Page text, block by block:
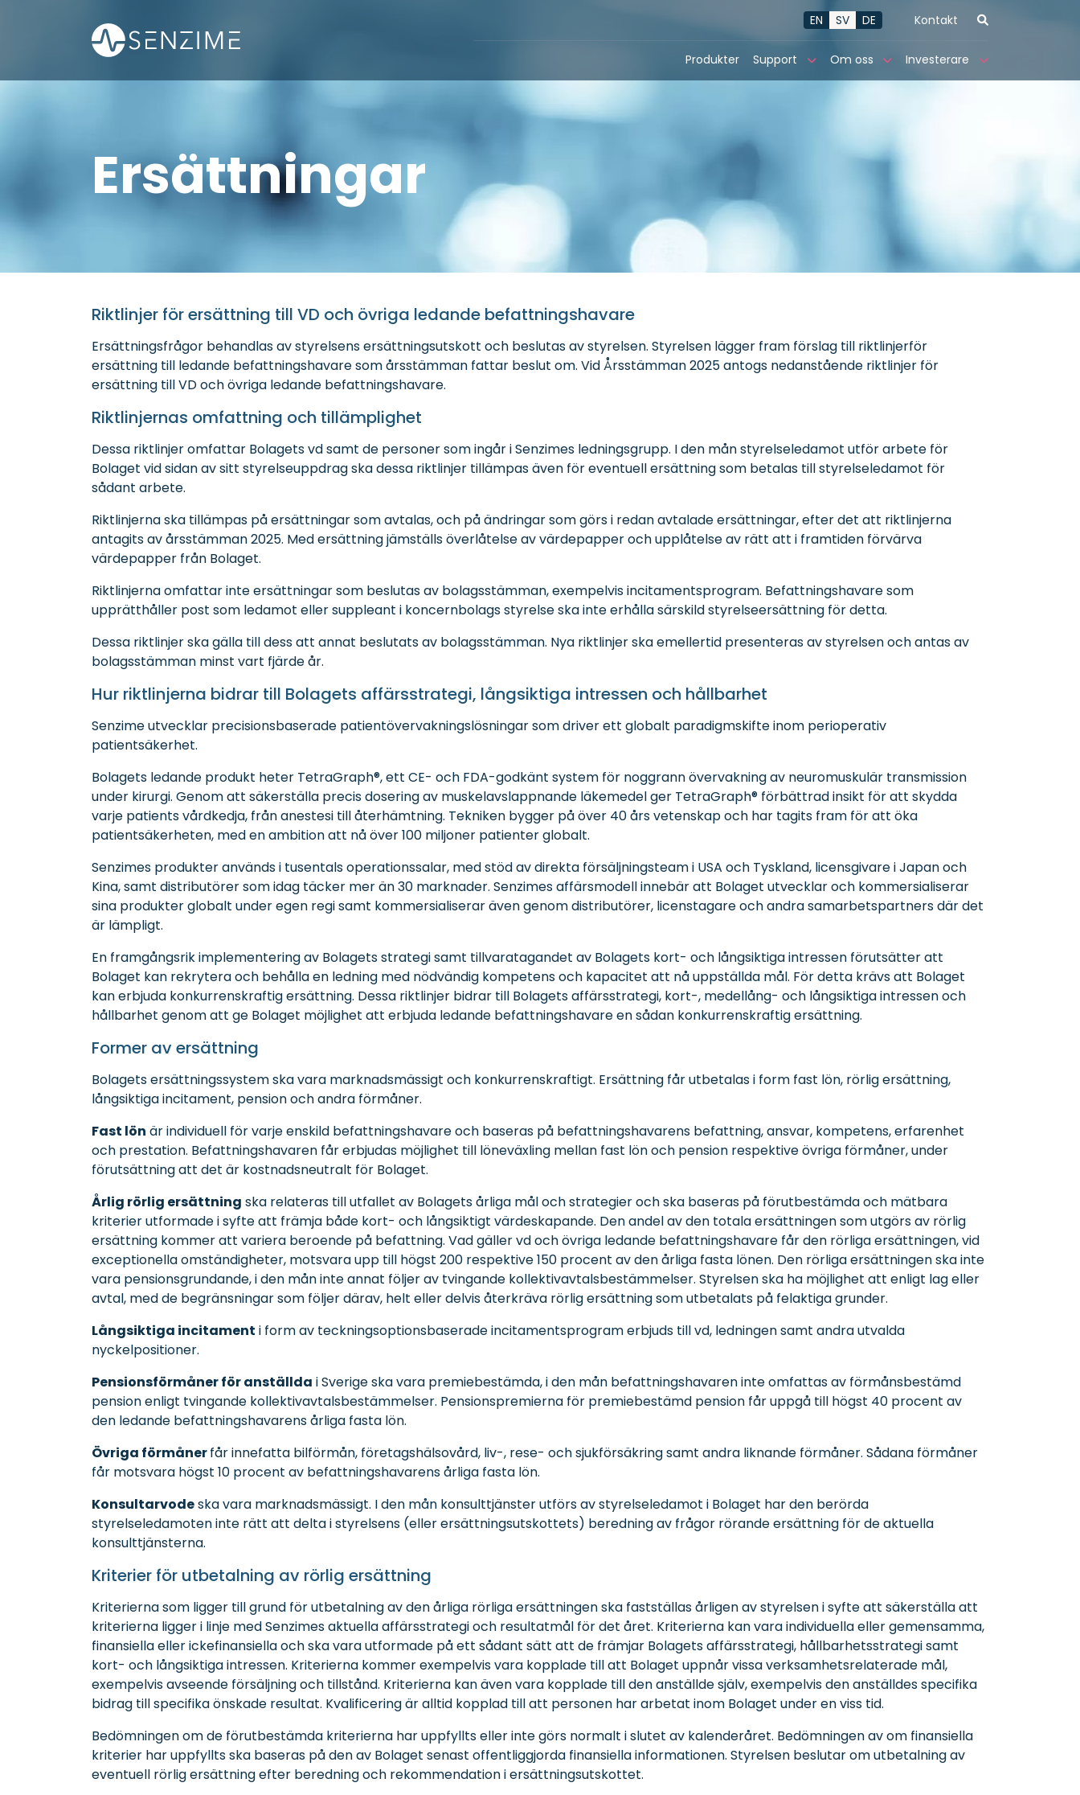
EN SV DE Kontakt
Produkter Support Om oss Investerare
Ersättningar
Riktlinjer för ersättning till VD och övriga ledande befattningshavare
Ersättningsfrågor behandlas av styrelsens ersättningsutskott och beslutas av styrelsen. Styrelsen lägger fram förslag till riktlinjerför
ersättning till ledande befattningshavare som årsstämman fattar beslut om. Vid Årsstämman 2025 antogs nedanstående riktlinjer för
ersättning till VD och övriga ledande befattningshavare.
Riktlinjernas omfattning och tillämplighet
Dessa riktlinjer omfattar Bolagets vd samt de personer som ingår i Senzimes ledningsgrupp. I den mån styrelseledamot utför arbete för
Bolaget vid sidan av sitt styrelseuppdrag ska dessa riktlinjer tillämpas även för eventuell ersättning som betalas till styrelseledamot för
sådant arbete.
Riktlinjerna ska tillämpas på ersättningar som avtalas, och på ändringar som görs i redan avtalade ersättningar, efter det att riktlinjerna
antagits av årsstämman 2025. Med ersättning jämställs överlåtelse av värdepapper och upplåtelse av rätt att i framtiden förvärva
värdepapper från Bolaget.
Riktlinjerna omfattar inte ersättningar som beslutas av bolagsstämman, exempelvis incitamentsprogram. Befattningshavare som
upprätthåller post som ledamot eller suppleant i koncernbolags styrelse ska inte erhålla särskild styrelseersättning för detta.
Dessa riktlinjer ska gälla till dess att annat beslutats av bolagsstämman. Nya riktlinjer ska emellertid presenteras av styrelsen och antas av
bolagsstämman minst vart fjärde år.
Hur riktlinjerna bidrar till Bolagets affärsstrategi, långsiktiga intressen och hållbarhet
Senzime utvecklar precisionsbaserade patientövervakningslösningar som driver ett globalt paradigmskifte inom perioperativ
patientsäkerhet.
Bolagets ledande produkt heter TetraGraph®, ett CE- och FDA-godkänt system för noggrann övervakning av neuromuskulär transmission
under kirurgi. Genom att säkerställa precis dosering av muskelavslappnande läkemedel ger TetraGraph® förbättrad insikt för att skydda
varje patients vårdkedja, från anestesi till återhämtning. Tekniken bygger på över 40 års vetenskap och har tagits fram för att öka
patientsäkerheten, med en ambition att nå över 100 miljoner patienter globalt.
Senzimes produkter används i tusentals operationssalar, med stöd av direkta försäljningsteam i USA och Tyskland, licensgivare i Japan och
Kina, samt distributörer som idag täcker mer än 30 marknader. Senzimes affärsmodell innebär att Bolaget utvecklar och kommersialiserar
sina produkter globalt under egen regi samt kommersialiserar även genom distributörer, licenstagare och andra samarbetspartners där det
är lämpligt.
En framgångsrik implementering av Bolagets strategi samt tillvaratagandet av Bolagets kort- och långsiktiga intressen förutsätter att
Bolaget kan rekrytera och behålla en ledning med nödvändig kompetens och kapacitet att nå uppställda mål. För detta krävs att Bolaget
kan erbjuda konkurrenskraftig ersättning. Dessa riktlinjer bidrar till Bolagets affärsstrategi, kort-, medellång- och långsiktiga intressen och
hållbarhet genom att ge Bolaget möjlighet att erbjuda ledande befattningshavare en sådan konkurrenskraftig ersättning.
Former av ersättning
Bolagets ersättningssystem ska vara marknadsmässigt och konkurrenskraftigt. Ersättning får utbetalas i form fast lön, rörlig ersättning,
långsiktiga incitament, pension och andra förmåner.
Fast lön är individuell för varje enskild befattningshavare och baseras på befattningshavarens befattning, ansvar, kompetens, erfarenhet
och prestation. Befattningshavaren får erbjudas möjlighet till löneväxling mellan fast lön och pension respektive övriga förmåner, under
förutsättning att det är kostnadsneutralt för Bolaget.
Årlig rörlig ersättning ska relateras till utfallet av Bolagets årliga mål och strategier och ska baseras på förutbestämda och mätbara
kriterier utformade i syfte att främja både kort- och långsiktigt värdeskapande. Den andel av den totala ersättningen som utgörs av rörlig
ersättning kommer att variera beroende på befattning. Vad gäller vd och övriga ledande befattningshavare får den rörliga ersättningen, vid
exceptionella omständigheter, motsvara upp till högst 200 respektive 150 procent av den årliga fasta lönen. Den rörliga ersättningen ska inte
vara pensionsgrundande, i den mån inte annat följer av tvingande kollektivavtalsbestämmelser. Styrelsen ska ha möjlighet att enligt lag eller
avtal, med de begränsningar som följer därav, helt eller delvis återkräva rörlig ersättning som utbetalats på felaktiga grunder.
Långsiktiga incitament i form av teckningsoptionsbaserade incitamentsprogram erbjuds till vd, ledningen samt andra utvalda
nyckelpositioner.
Pensionsförmåner för anställda i Sverige ska vara premiebestämda, i den mån befattningshavaren inte omfattas av förmånsbestämd
pension enligt tvingande kollektivavtalsbestämmelser. Pensionspremierna för premiebestämd pension får uppgå till högst 40 procent av
den ledande befattningshavarens årliga fasta lön.
Övriga förmånerfår innefatta bilförmån, företagshälsovård, liv-, rese- och sjukförsäkring samt andra liknande förmåner. Sådana förmåner
får motsvara högst 10 procent av befattningshavarens årliga fasta lön.
Konsultarvodeska vara marknadsmässigt. I den mån konsulttjänster utförs av styrelseledamot i Bolaget har den berörda
styrelseledamoten inte rätt att delta i styrelsens (eller ersättningsutskottets) beredning av frågor rörande ersättning för de aktuella
konsulttjänsterna.
Kriterier för utbetalning av rörlig ersättning
Kriterierna som ligger till grund för utbetalning av den årliga rörliga ersättningen ska fastställas årligen av styrelsen i syfte att säkerställa att
kriterierna ligger i linje med Senzimes aktuella affärsstrategi och resultatmål för det året. Kriterierna kan vara individuella eller gemensamma,
finansiella eller ickefinansiella och ska vara utformade på ett sådant sätt att de främjar Bolagets affärsstrategi, hållbarhetsstrategi samt
kort- och långsiktiga intressen. Kriterierna kommer exempelvis vara kopplade till att Bolaget uppnår vissa verksamhetsrelaterade mål,
exempelvis avseende försäljning och tillstånd. Kriterierna kan även vara kopplade till den anställde själv, exempelvis den anställdes specifika
bidrag till specifika önskade resultat. Kvalificering är alltid kopplad till att personen har arbetat inom Bolaget under en viss tid.
Bedömningen om de förutbestämda kriterierna har uppfyllts eller inte görs normalt i slutet av kalenderåret. Bedömningen av om finansiella
kriterier har uppfyllts ska baseras på den av Bolaget senast offentliggjorda finansiella informationen. Styrelsen beslutar om utbetalning av
eventuell rörlig ersättning efter beredning och rekommendation i ersättningsutskottet.